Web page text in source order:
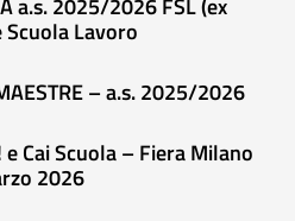
a.s. 2025/2026 FSL (ex
Scuola Lavoro
– a.s. 2025/2026
e Cai Scuola – Fiera Milano
2026